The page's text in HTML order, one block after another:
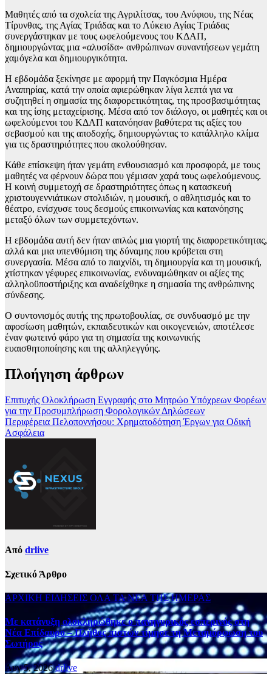
Μαθητές από τα σχολεία της Αγριλίτσας, του Ανύφιου, της Νέας
Τίρυνθας, της Αγίας Τριάδας και το Λύκειο Αγίας Τριάδας
συνεργάστηκαν με τους ωφελούμενους του ΚΔΑΠ,
δημιουργώντας μια «αλυσίδα» ανθρώπινων συναντήσεων γεμάτη
χαμόγελα και δημιουργικότητα.
Η εβδομάδα ξεκίνησε με αφορμή την Παγκόσμια Ημέρα
Αναπηρίας, κατά την οποία αφιερώθηκαν λίγα λεπτά για να
συζητηθεί η σημασία της διαφορετικότητας, της προσβασιμότητας
και της ίσης μεταχείρισης. Μέσα από τον διάλογο, οι μαθητές και οι
ωφελούμενοι του ΚΔΑΠ κατανόησαν βαθύτερα τις αξίες του
σεβασμού και της αποδοχής, δημιουργώντας το κατάλληλο κλίμα
για τις δραστηριότητες που ακολούθησαν.
Κάθε επίσκεψη ήταν γεμάτη ενθουσιασμό και προσφορά, με τους
μαθητές να φέρνουν δώρα που γέμισαν χαρά τους ωφελούμενους.
Η κοινή συμμετοχή σε δραστηριότητες όπως η κατασκευή
χριστουγεννιάτικων στολιδιών, η μουσική, ο αθλητισμός και το
θέατρο, ενίσχυσε τους δεσμούς επικοινωνίας και κατανόησης
μεταξύ όλων των συμμετεχόντων.
Η εβδομάδα αυτή δεν ήταν απλώς μια γιορτή της διαφορετικότητας,
αλλά και μια υπενθύμιση της δύναμης που κρύβεται στη
συνεργασία. Μέσα από το παιχνίδι, τη δημιουργία και τη μουσική,
χτίστηκαν γέφυρες επικοινωνίας, ενδυναμώθηκαν οι αξίες της
αλληλοϋποστήριξης και αναδείχθηκε η σημασία της ανθρώπινης
σύνδεσης.
Ο συντονισμός αυτής της πρωτοβουλίας, σε συνδυασμό με την
αφοσίωση μαθητών, εκπαιδευτικών και οικογενειών, αποτέλεσε
έναν φωτεινό φάρο για τη σημασία της κοινωνικής
ευαισθητοποίησης και της αλληλεγγύης.
Πλοήγηση άρθρων
Επιτυχής Ολοκλήρωση Εγγραφής στο Μητρώο Υπόχρεων Φορέων
για την Προσυμπλήρωση Φορολογικών Δηλώσεων
Περιφέρεια Πελοποννήσου: Χρηματοδότηση Έργων για Οδική
Ασφάλεια
Από drlive
Σχετικό Άρθρο
ΑΡΧΙΚΗ ΕΙΔΗΣΕΙΣ ΟΛΑ ΤΑ ΝΕΑ ΤΗΣ ΗΜΕΡΑΣ
Με κατάνυξη ολοκληρώθηκε ο πανηγυρικός εσπερινός στη
Νέα Επίδαυρο – Πλήθος πιστών τίμησε τη Μεταμόρφωση του
Σωτήρος
Αυγ 5, 2026drlive